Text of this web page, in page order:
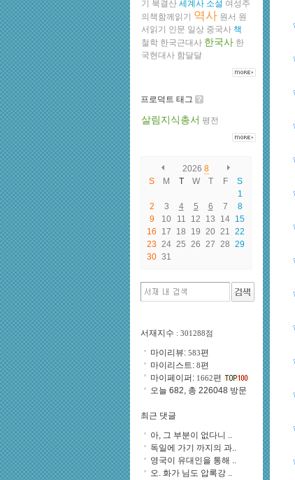
기 북결산 세계사 소설 여성주
의책함께읽기 역사 원서 원
서읽기 인문 일상 중국사 책
철학 한국근대사 한국사 한
국현대사 함달달
프로덕트 태그
살림지식총서 평전
2026 8
S
M T W T F
S
1
2
3 4 5 6 7
8
9
10 11 12 13 14 15
16
17 18 19 20 21
22
23 24 25 26 27 28 29
30 31
서재지수 : 301288점
마이리뷰: 583편
마이리스트: 8편
마이페이퍼: 1662편
오늘 682, 총 226048 방문
최근 댓글
아, 그 부분이 없다니 ..
독일에 가기 까지의 과..
영국이 유대인을 통해 ..
오. 화가 님도 압록강 ..